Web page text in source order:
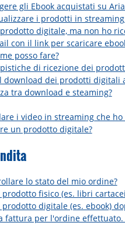
gli Ebook acquistati su
i prodotti in
digitale, ma non ho
con il link per scaricare
posso fare?
di ricezione dei
download dei prodotti digitali
tra download e steaming?
i video in streaming che ho
un prodotto digitale?
lo stato del mio ordine?
prodotto fisico (es. libri
digitale (es. ebook)
fattura per l'ordine effettuato.